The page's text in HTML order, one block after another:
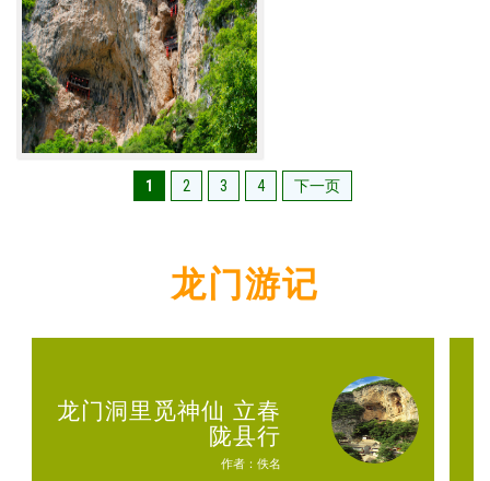
1 2 3 4 下一页
龙门游记
龙门洞里觅神仙 立春
陇县行
作者：佚名